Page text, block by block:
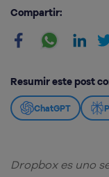
Compartir:
Resumir este post
ChatGPT
Dropbox es uno